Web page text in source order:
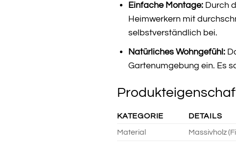
Einfache Montage: Durch
Heimwerkern mit
selbstverständlich bei.
Natürliches Wohngefühl:
Gartenumgebung ein. Es
KATEGORIE DETAILS
Material Massivholz